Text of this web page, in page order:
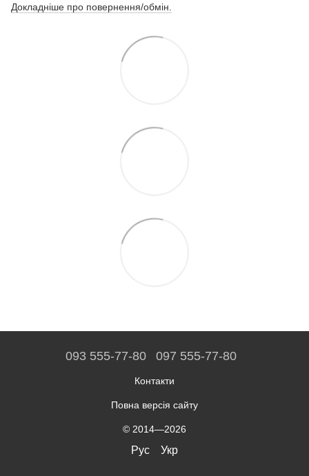
Докладніше про повернення/обмін.
093 555-77-80 097 555-77-80
Контакти
Повна версія сайту
© 2014—2026
Рус Укр